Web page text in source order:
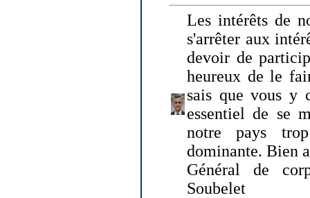
Les intérêts de
s'arrêter aux
devoir de
heureux de le
sais que vous y
essentiel de se
notre pays
dominante. Bien
Général de
Soubelet